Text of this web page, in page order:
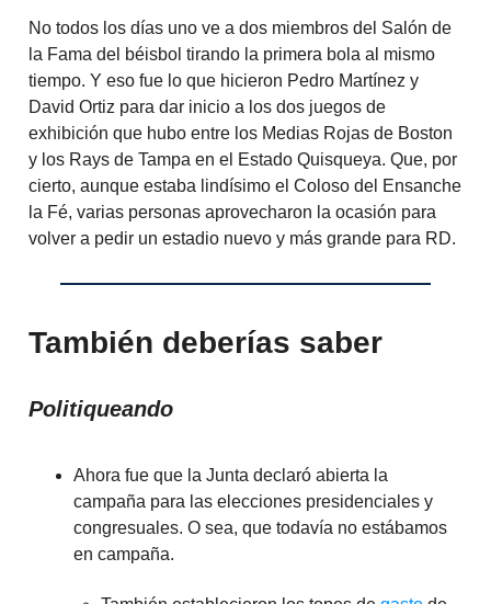
No todos los días uno ve a dos miembros del Salón de
la Fama del béisbol tirando la primera bola al mismo
tiempo. Y eso fue lo que hicieron Pedro Martínez y
David Ortiz para dar inicio a los dos juegos de
exhibición que hubo entre los Medias Rojas de Boston
y los Rays de Tampa en el Estado Quisqueya. Que, por
cierto, aunque estaba lindísimo el Coloso del Ensanche
la Fé, varias personas aprovecharon la ocasión para
volver a pedir un estadio nuevo y más grande para RD.
También deberías saber
Politiqueando
Ahora fue que la Junta declaró abierta la
campaña para las elecciones presidenciales y
congresuales. O sea, que todavía no estábamos
en campaña.